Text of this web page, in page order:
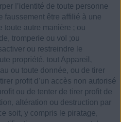
l’identité de toute personne
faussement être affilié à une
toute autre manière ; ou
tromperie ou vol ;ou
ou restreindre le
propriété, tout Appareil,
ou toute donnée, ou de tirer
profit d’un accès non autorisé
ou de tenter de tirer profit de
altération ou destruction par
soit, y compris le piratage,